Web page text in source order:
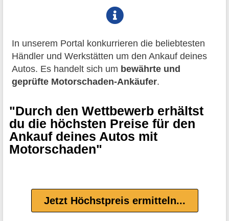
In unserem Portal konkurrieren die beliebtesten
Händler und Werkstätten um den Ankauf deines
Autos. Es handelt sich um bewährte und
geprüfte Motorschaden-Ankäufer.
"Durch den Wettbewerb erhältst
du die höchsten Preise für den
Ankauf deines Autos mit
Motorschaden"
Jetzt Höchstpreis ermitteln...